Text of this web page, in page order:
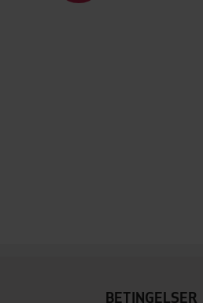
BETINGELSER